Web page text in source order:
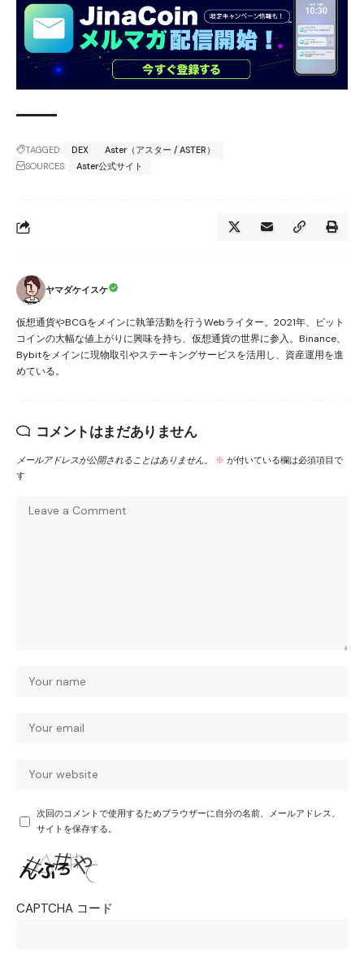
TAGGED: DEX
Aster（アスター / ASTER）
SOURCES:
Aster公式サイト
ヤマダケイスケ
仮想通貨やBCGをメインに執筆活動を行うWebライター。2021年、ビット
コインの大幅な値上がりに興味を持ち、仮想通貨の世界に参入。Binance、
Bybitをメインに現物取引やステーキングサービスを活用し、資産運用を進
めている。
コメントはまだありません
メールアドレスが公開されることはありません。 ※ が付いている欄は必須項目で
す
次回のコメントで使用するためブラウザーに自分の名前、メールアドレス、
サイトを保存する。
CAPTCHA コード